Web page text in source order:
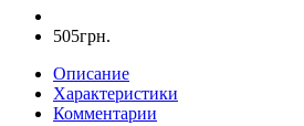
505грн.
Описание
Характеристики
Комментарии